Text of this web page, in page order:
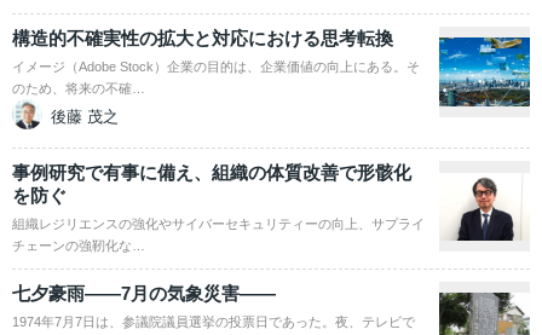
構造的不確実性の拡大と対応における思考転換
イメージ（Adobe Stock）企業の目的は、企業価値の向上にある。そ
のため、将来の不確…
後藤 茂之
事例研究で有事に備え、組織の体質改善で形骸化
を防ぐ
組織レジリエンスの強化やサイバーセキュリティーの向上、サプライ
チェーンの強靭化な…
七夕豪雨――7月の気象災害――
1974年7月7日は、参議院議員選挙の投票日であった。夜、テレビで